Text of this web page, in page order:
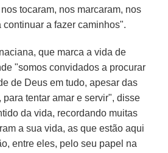
tocaram, nos marcaram, nos
continuar a fazer caminhos".
que marca a vida de
"somos convidados a procurar
de Deus em tudo, apesar das
tentar amar e servir", disse
da vida, recordando muitas
a sua vida, as que estão aqui
entre eles, pelo seu papel na